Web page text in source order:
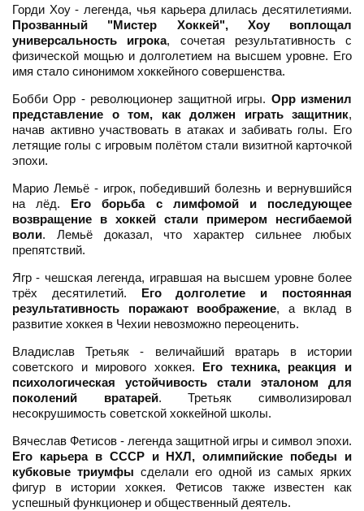
Горди Хоу - легенда, чья карьера длилась десятилетиями.
Прозванный "Мистер Хоккей", Хоу воплощал
универсальность игрока, сочетая результативность с
физической мощью и долголетием на высшем уровне. Его
имя стало синонимом хоккейного совершенства.
Бобби Орр - революционер защитной игры. Орр изменил
представление о том, как должен играть защитник,
начав активно участвовать в атаках и забивать голы. Его
летящие голы с игровым полётом стали визитной карточкой
эпохи.
Марио Лемьё - игрок, победивший болезнь и вернувшийся
на лёд. Его борьба с лимфомой и последующее
возвращение в хоккей стали примером несгибаемой
воли. Лемьё доказал, что характер сильнее любых
препятствий.
Ягр - чешская легенда, игравшая на высшем уровне более
трёх десятилетий. Его долголетие и постоянная
результативность поражают воображение, а вклад в
развитие хоккея в Чехии невозможно переоценить.
Владислав Третьяк - величайший вратарь в истории
советского и мирового хоккея. Его техника, реакция и
психологическая устойчивость стали эталоном для
поколений вратарей. Третьяк символизировал
несокрушимость советской хоккейной школы.
Вячеслав Фетисов - легенда защитной игры и символ эпохи.
Его карьера в СССР и НХЛ, олимпийские победы и
кубковые триумфы сделали его одной из самых ярких
фигур в истории хоккея. Фетисов также известен как
успешный функционер и общественный деятель.